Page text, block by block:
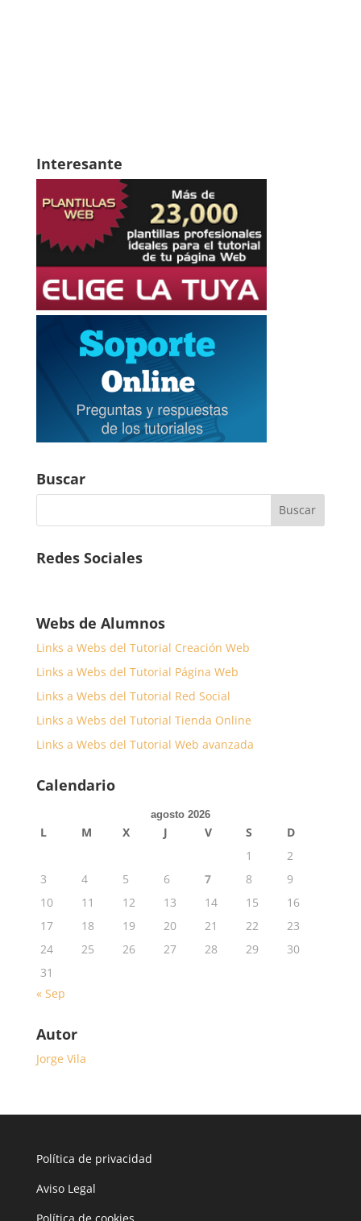
Interesante
Buscar
Redes Sociales
Webs de Alumnos
Links a Webs del Tutorial Creación Web
Links a Webs del Tutorial Página Web
Links a Webs del Tutorial Red Social
Links a Webs del Tutorial Tienda Online
Links a Webs del Tutorial Web avanzada
Calendario
agosto 2026
L M X J V S
D
1
2
3
4 5 6 7 8
9
10
11 12 13 14 15
16
17
18 19 20 21 22
23
24
25 26 27 28 29
30
31
« Sep
Autor
Jorge Vila
Política de privacidad
Aviso Legal
Política de cookies